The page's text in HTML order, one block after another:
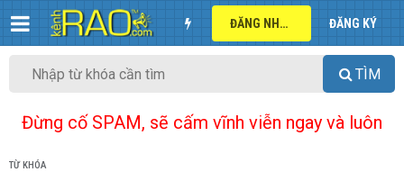
ĐĂNG NHẬP ĐĂNG KÝ
TÌM
Đừng cố SPAM, sẽ cấm vĩnh viễn ngay và luôn
TỪ KHÓA